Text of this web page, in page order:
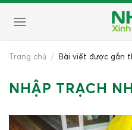
Trang chủ / Bài viết được gắn
NHẬP TRẠCH